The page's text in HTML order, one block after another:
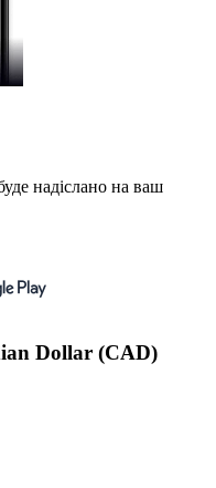
надіслано на ваш
Dollar (CAD)